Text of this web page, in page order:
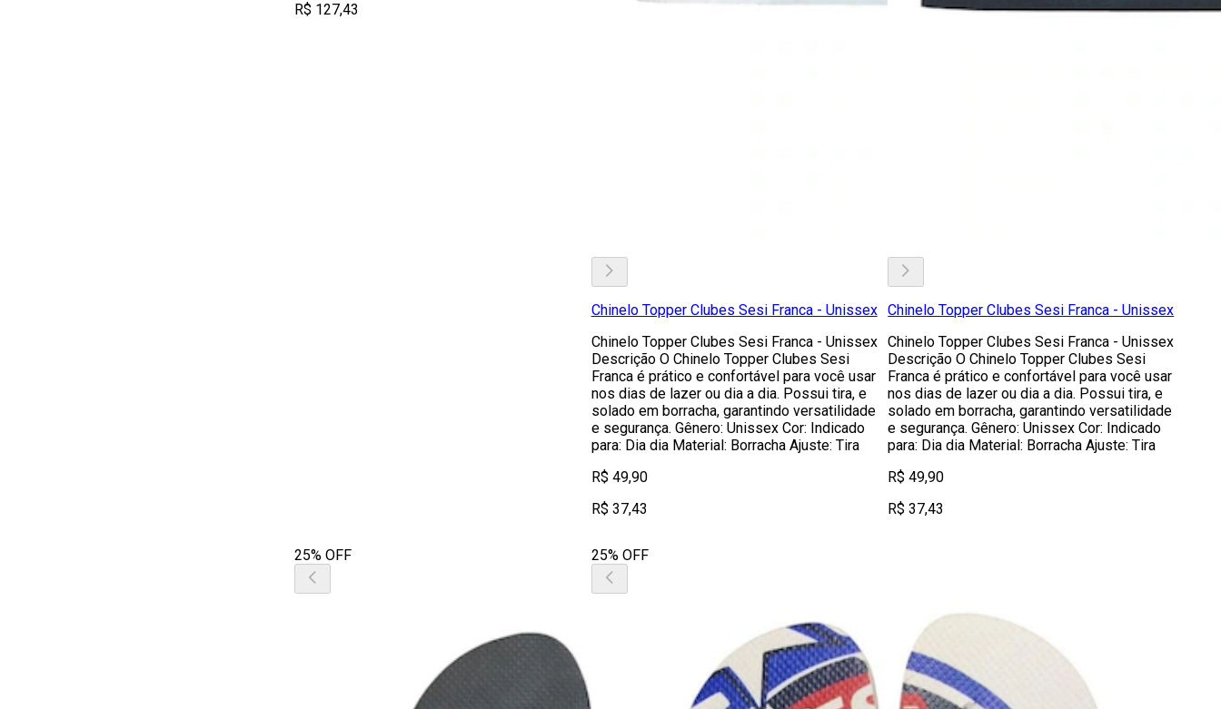
R$ 127,43
Chinelo Topper Clubes Sesi Franca - Unissex
Chinelo Topper Clubes Sesi Franca - Unissex
Descrição O Chinelo Topper Clubes Sesi
Franca é prático e confortável para você usar
nos dias de lazer ou dia a dia. Possui tira, e
solado em borracha, garantindo versatilidade
e segurança. Gênero: Unissex Cor: Indicado
para: Dia dia Material: Borracha Ajuste: Tira
R$ 49,90
R$ 37,43
Chinelo Topper Clubes Sesi Franca - Unissex
Chinelo Topper Clubes Sesi Franca - Unissex
Descrição O Chinelo Topper Clubes Sesi
Franca é prático e confortável para você usar
nos dias de lazer ou dia a dia. Possui tira, e
solado em borracha, garantindo versatilidade
e segurança. Gênero: Unissex Cor: Indicado
para: Dia dia Material: Borracha Ajuste: Tira
R$ 49,90
R$ 37,43
25% OFF 25% OFF